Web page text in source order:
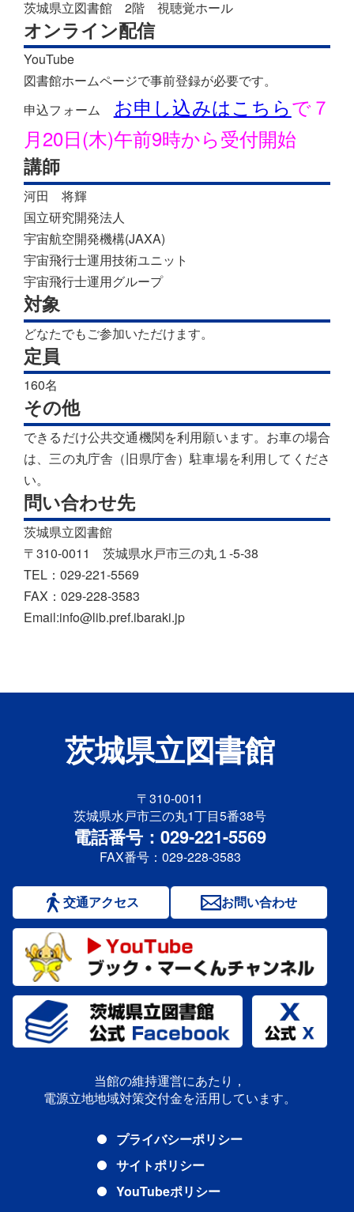
茨城県立図書館 2階 視聴覚ホール
オンライン配信
YouTube
図書館ホームページで事前登録が必要です。
申込フォーム お申し込みはこちらで７
月20日(木)午前9時から受付開始
講師
河田 将輝
国立研究開発法人
宇宙航空開発機構(JAXA)
宇宙飛行士運用技術ユニット
宇宙飛行士運用グループ
対象
どなたでもご参加いただけます。
定員
160名
その他
できるだけ公共交通機関を利用願います。お車の場合
は、三の丸庁舎（旧県庁舎）駐車場を利用してくださ
い。
問い合わせ先
茨城県立図書館
〒310-0011 茨城県水戸市三の丸１-5-38
TEL：029-221-5569
FAX：029-228-3583
Email:info@lib.pref.ibaraki.jp
茨城県立図書館
〒310-0011
茨城県水戸市三の丸1丁目5番38号
電話番号：029-221-5569
FAX番号：029-228-3583
交通アクセス お問い合わせ
当館の維持運営にあたり，
電源立地地域対策交付金を活用しています。
プライバシーポリシー
サイトポリシー
YouTubeポリシー